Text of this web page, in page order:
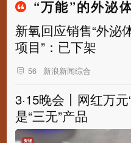
“万能”的外泌
新氧回应销售“外泌
项目”：已下架
56 新浪新闻综合
3·15晚会丨网红万
是“三无”产品